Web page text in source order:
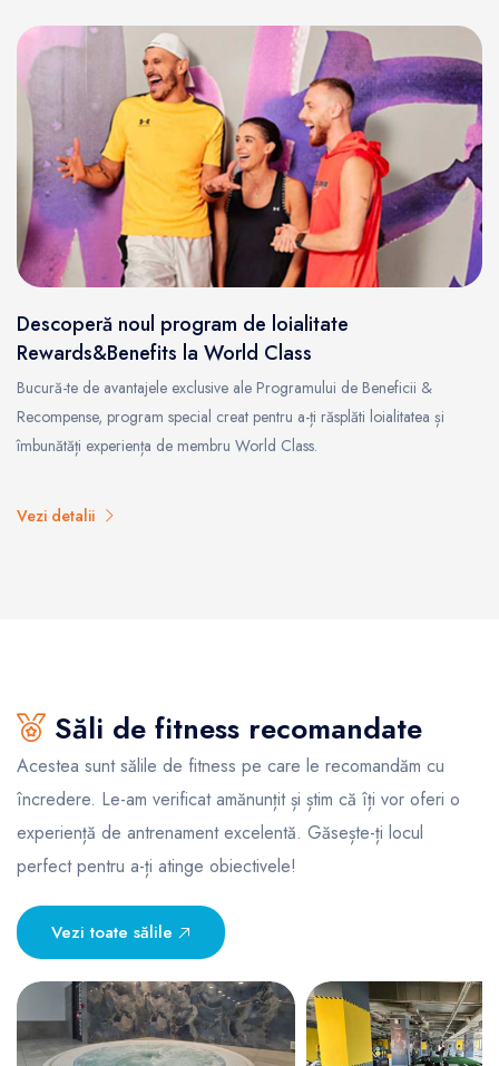
Descoperă noul program de loialitate
Rewards&Benefits la World Class
Bucură-te de avantajele exclusive ale Programului de Beneficii &
Recompense, program special creat pentru a-ți răsplăti loialitatea și
îmbunătăți experiența de membru World Class.
Vezi detalii
Săli de fitness recomandate
Acestea sunt sălile de fitness pe care le recomandăm cu
încredere. Le-am verificat amănunțit și știm că îți vor oferi o
experiență de antrenament excelentă. Găsește-ți locul
perfect pentru a-ți atinge obiectivele!
Vezi toate sălile